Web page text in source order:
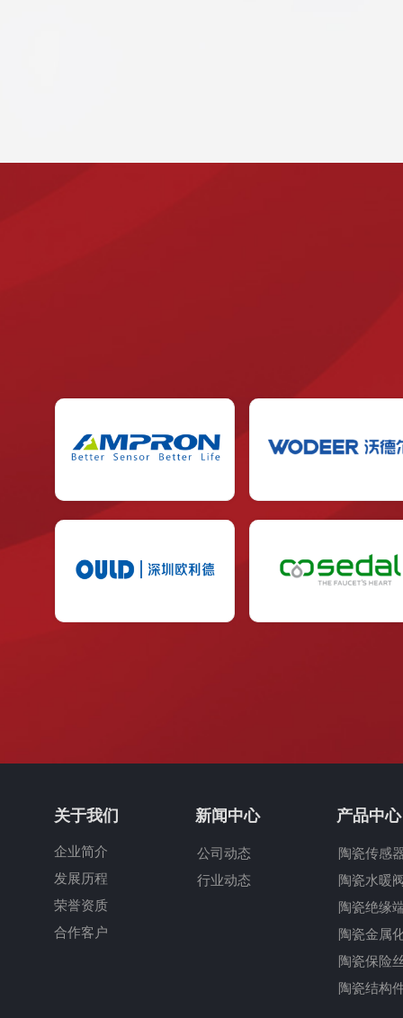
关于我们
企业简介
发展历程
荣誉资质
合作客户
新闻中心
公司动态
行业动态
产品中心
陶瓷传感
陶瓷水暖
陶瓷绝缘
陶瓷金属
陶瓷保险
陶瓷结构